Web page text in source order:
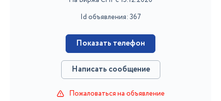
Id объявления: 367
Показать телефон
Написать сообщение
Пожаловаться на объявление